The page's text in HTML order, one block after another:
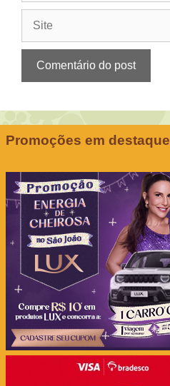
Promoções em destaque